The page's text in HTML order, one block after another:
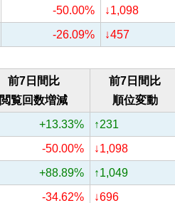
-50.00%
↓1,098
-26.09% ↓457
前7日間比
閲覧回数増減
前7日間比
順位変動
+13.33%
↑231
-50.00%
↓1,098
+88.89%
↑1,049
-34.62%
↓696